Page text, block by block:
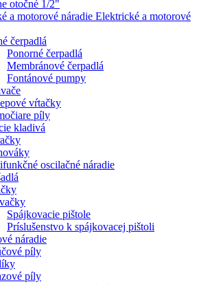
otočné 1/2"
Elektrické a motorové
čerpadlá
Ponorné čerpadlá
Membránové čerpadlá
Fontánové pumpy
vŕtačky
píly
kladivá
oscilačné náradie
Spájkovacie pištole
Príslušenstvo k spájkovacej pištoli
náradie
píly
píly